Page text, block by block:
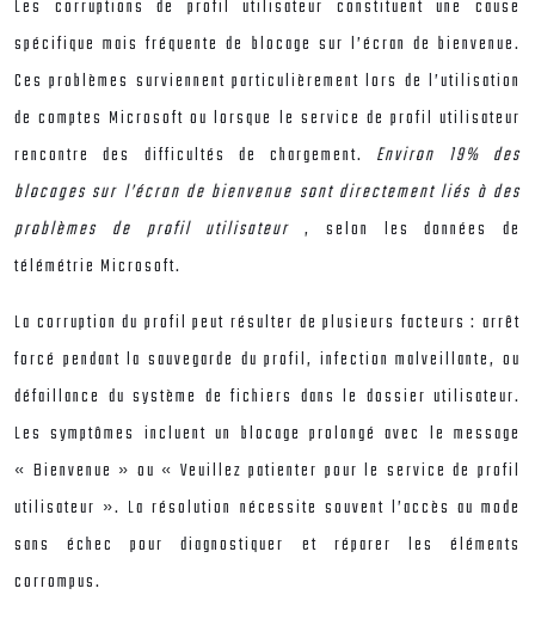
Les corruptions de profil utilisateur constituent une cause
spécifique mais fréquente de blocage sur l’écran de bienvenue.
Ces problèmes surviennent particulièrement lors de l’utilisation
de comptes Microsoft ou lorsque le service de profil utilisateur
rencontre des difficultés de chargement. Environ 19% des
blocages sur l’écran de bienvenue sont directement liés à des
problèmes de profil utilisateur , selon les données de
télémétrie Microsoft.
La corruption du profil peut résulter de plusieurs facteurs : arrêt
forcé pendant la sauvegarde du profil, infection malveillante, ou
défaillance du système de fichiers dans le dossier utilisateur.
Les symptômes incluent un blocage prolongé avec le message
« Bienvenue » ou « Veuillez patienter pour le service de profil
utilisateur ». La résolution nécessite souvent l’accès au mode
sans échec pour diagnostiquer et réparer les éléments
corrompus.